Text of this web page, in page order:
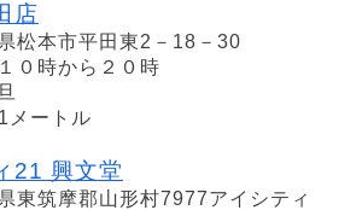
店
松本市平田東2－18－30
０時から２０時
メートル
21 興文堂
東筑摩郡山形村7977アイシティ